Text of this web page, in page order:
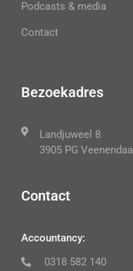
Podcasts & media
Contact
Bezoekadres
Landjuweel 8
3905 PG Veenendaal
Contact
Accountancy:
0318 582 140